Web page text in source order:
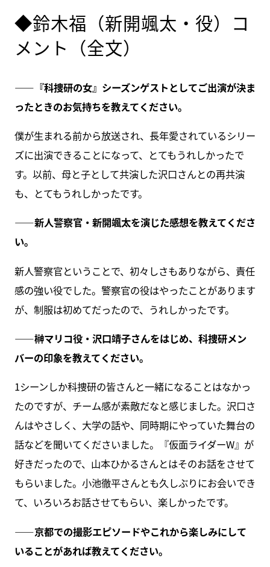
◆鈴木福（新開颯太・役）コ
メント（全文）
――『科捜研の女』シーズンゲストとしてご出演が決ま
ったときのお気持ちを教えてください。
僕が生まれる前から放送され、長年愛されているシリー
ズに出演できることになって、とてもうれしかったで
す。以前、母と子として共演した沢口さんとの再共演
も、とてもうれしかったです。
――新人警察官・新開颯太を演じた感想を教えてくださ
い。
新人警察官ということで、初々しさもありながら、責任
感の強い役でした。警察官の役はやったことがあります
が、制服は初めてだったので、うれしかったです。
――榊マリコ役・沢口靖子さんをはじめ、科捜研メン
バーの印象を教えてください。
1シーンしか科捜研の皆さんと一緒になることはなかっ
たのですが、チーム感が素敵だなと感じました。沢口さ
んはやさしく、大学の話や、同時期にやっていた舞台の
話などを聞いてくださいました。『仮面ライダーW』が
好きだったので、山本ひかるさんとはそのお話をさせて
もらいました。小池徹平さんとも久しぶりにお会いでき
て、いろいろお話させてもらい、楽しかったです。
――京都での撮影エピソードやこれから楽しみにして
いることがあれば教えてください。